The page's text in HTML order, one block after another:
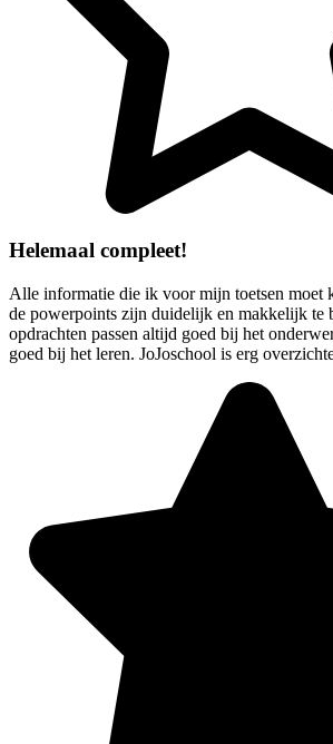
Helemaal compleet!
Alle informatie die ik voor mijn toetsen moet
de powerpoints zijn duidelijk en makkelijk te
opdrachten passen altijd goed bij het
goed bij het leren. JoJoschool is erg